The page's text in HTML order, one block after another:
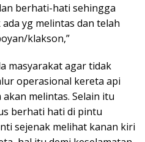
berhati-hati sehingga
yg melintas dan telah
klakson,”
masyarakat agar tidak
operasional kereta api
melintas. Selain itu
berhati hati di pintu
sejenak melihat kanan kiri